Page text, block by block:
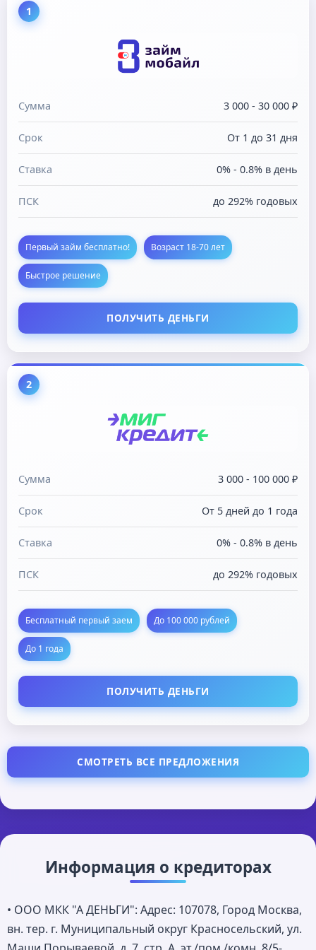
1
Сумма 3 000 - 30 000 ₽
Срок От 1 до 31 дня
Ставка 0% - 0.8% в день
ПСК до 292% годовых
Первый займ бесплатно! Возраст 18-70 лет
Быстрое решение
ПОЛУЧИТЬ ДЕНЬГИ
2
Сумма 3 000 - 100 000 ₽
Срок От 5 дней до 1 года
Ставка 0% - 0.8% в день
ПСК до 292% годовых
Бесплатный первый заем До 100 000 рублей
До 1 года
ПОЛУЧИТЬ ДЕНЬГИ
СМОТРЕТЬ ВСЕ ПРЕДЛОЖЕНИЯ
Информация о кредиторах
• ООО МКК "А ДЕНЬГИ": Адрес: 107078, Город Москва,
вн. тер. г. Муниципальный округ Красносельский, ул.